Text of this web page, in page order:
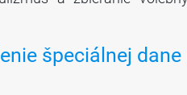
špeciálnej dane